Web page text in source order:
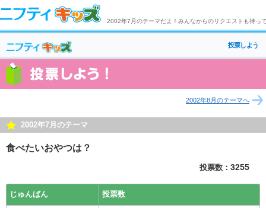
2002年7月のテーマだよ！みんなからのリクエストも待っ
投票しよう
2002年8月のテーマへ
2002年7月のテーマ
食べたいおやつは？
投票数： 3255
じゅんばん 投票数